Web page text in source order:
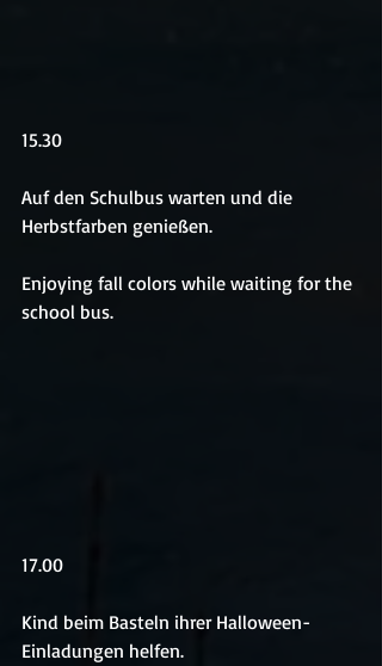
15.30
Auf den Schulbus warten und die
Herbstfarben genießen.
Enjoying fall colors while waiting for the
school bus.
17.00
Kind beim Basteln ihrer Halloween-
Einladungen helfen.